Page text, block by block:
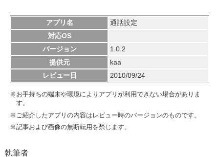
アプリ名
通話設定
対応OS
バージョン
1.0.2
提供元
kaa
レビュー日
2010/09/24
※お手持ちの端末や環境によりアプリが利用できない場合がありま
す。
※ご紹介したアプリの内容はレビュー時のバージョンのものです。
※記事および画像の無断転用を禁じます。
執筆者